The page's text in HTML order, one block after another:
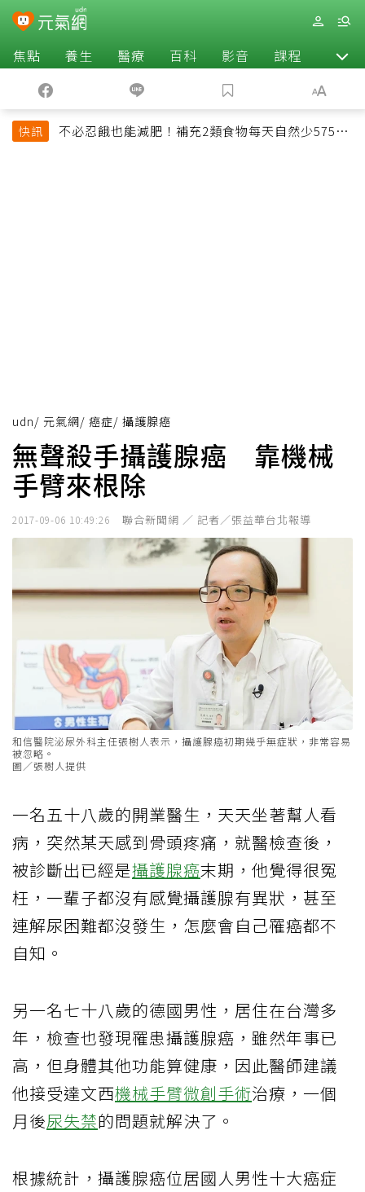
焦點 養生 醫療 百科 影音 課程 退休
快訊
不必忍餓也能減肥！補充2類食物每天自然少575大
udn/ 元氣網/ 癌症/ 攝護腺癌
無聲殺手攝護腺癌 靠機械
手臂來根除
2017-09-06 10:49:26 聯合新聞網 ／ 記者／張益華台北報導
和信醫院泌尿外科主任張樹人表示，攝護腺癌初期幾乎無症狀，非常容易
被忽略。
圖／張樹人提供
一名五十八歲的開業醫生，天天坐著幫人看
病，突然某天感到骨頭疼痛，就醫檢查後，
被診斷出已經是攝護腺癌末期，他覺得很冤
枉，一輩子都沒有感覺攝護腺有異狀，甚至
連解尿困難都沒發生，怎麼會自己罹癌都不
自知。
另一名七十八歲的德國男性，居住在台灣多
年，檢查也發現罹患攝護腺癌，雖然年事已
高，但身體其他功能算健康，因此醫師建議
他接受達文西機械手臂微創手術治療，一個
月後尿失禁的問題就解決了。
根據統計，攝護腺癌位居國人男性十大癌症